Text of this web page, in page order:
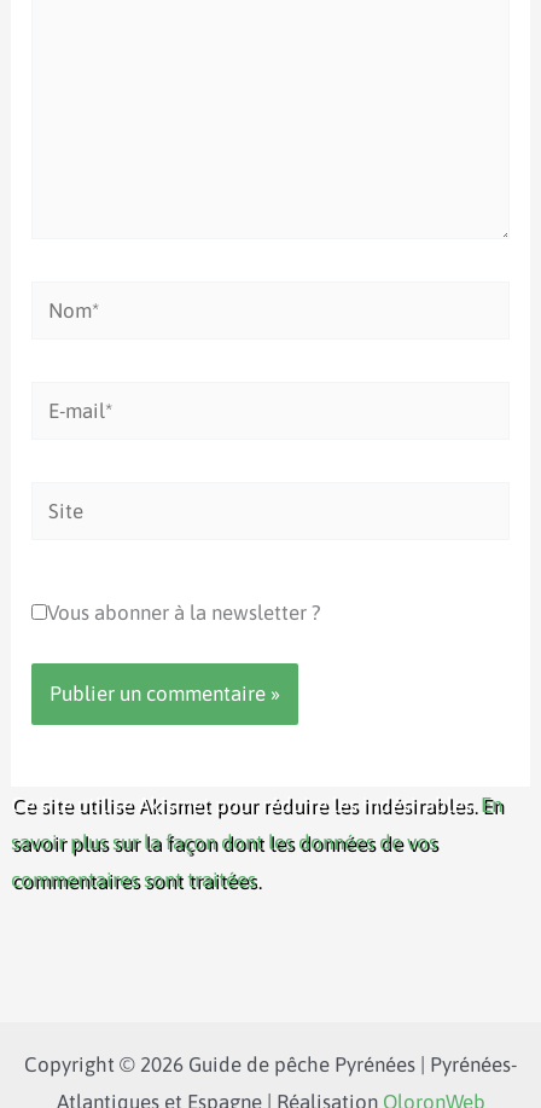
Nom*
Site
Vous abonner à la newsletter ?
Ce site utilise Akismet pour réduire les indésirables. En
savoir plus sur la façon dont les données de vos
commentaires sont traitées.
Copyright © 2026 Guide de pêche Pyrénées | Pyrénées-
Atlantiques et Espagne | Réalisation OloronWeb